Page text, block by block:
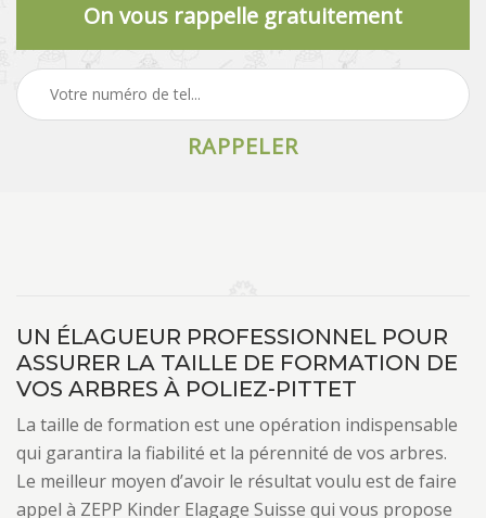
On vous rappelle gratuitement
UN ÉLAGUEUR PROFESSIONNEL POUR
ASSURER LA TAILLE DE FORMATION DE
VOS ARBRES À POLIEZ-PITTET
La taille de formation est une opération indispensable
qui garantira la fiabilité et la pérennité de vos arbres.
Le meilleur moyen d’avoir le résultat voulu est de faire
appel à ZEPP Kinder Elagage Suisse qui vous propose